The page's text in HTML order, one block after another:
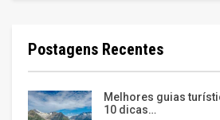
Postagens Recentes
Melhores guias
10 dicas…